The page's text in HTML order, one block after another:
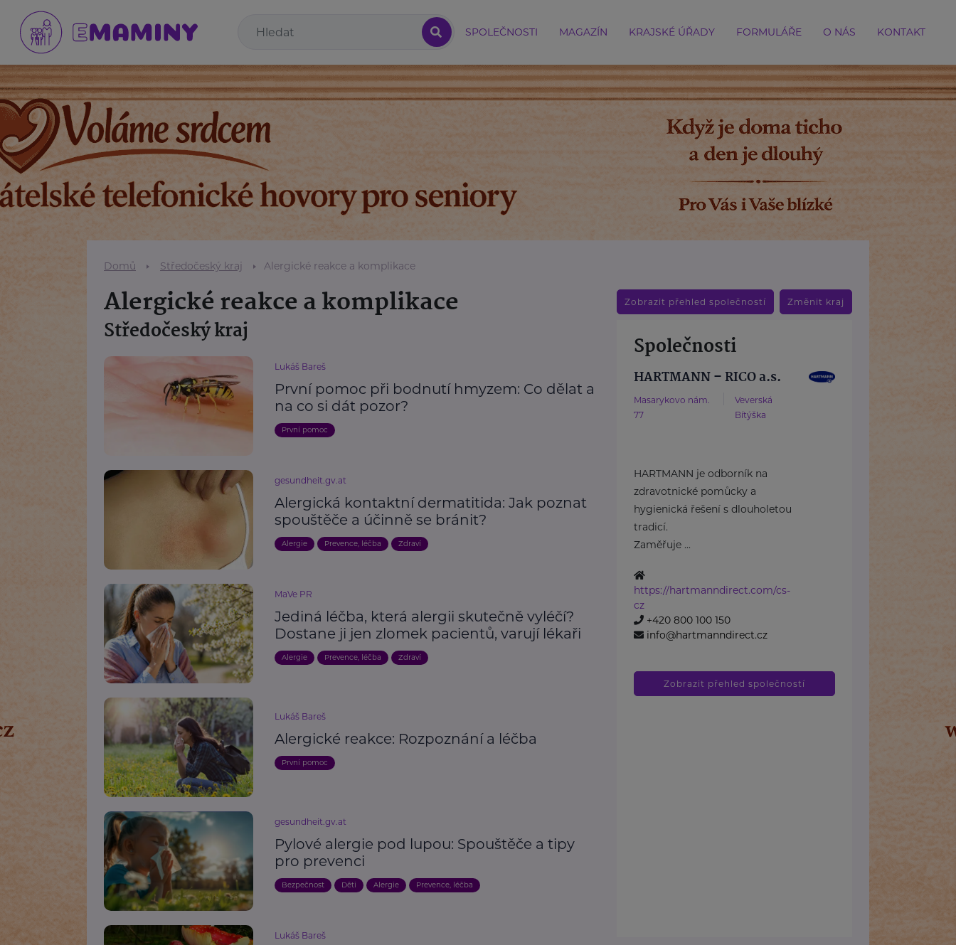
SPOLEČNOSTI MAGAZÍN KRAJSKÉ ÚŘADY FORMULÁŘE O NÁS KONTAKT
Domů Středočeský kraj Alergické reakce a komplikace
Alergické reakce a komplikace
Středočeský kraj
Lukáš Bareš
První pomoc při bodnutí hmyzem: Co dělat a
na co si dát pozor?
První pomoc
gesundheit.gv.at
Alergická kontaktní dermatitida: Jak poznat
spouštěče a účinně se bránit?
Alergie Prevence, léčba Zdraví
MaVe PR
Jediná léčba, která alergii skutečně vyléčí?
Dostane ji jen zlomek pacientů, varují lékaři
Alergie Prevence, léčba Zdraví
Lukáš Bareš
Alergické reakce: Rozpoznání a léčba
První pomoc
gesundheit.gv.at
Pylové alergie pod lupou: Spouštěče a tipy
pro prevenci
Bezpečnost Děti Alergie Prevence, léčba
Lukáš Bareš
Zobrazit přehled společností Změnit kraj
Společnosti
HARTMANN – RICO a.s.
Masarykovo nám.
77
Veverská
Bítýška
HARTMANN je odborník na
zdravotnické pomůcky a
hygienická řešení s dlouholetou
tradicí.
Zaměřuje ...
https://hartmanndirect.com/cs-
cz
+420 800 100 150
info@hartmanndirect.cz
Zobrazit přehled společností